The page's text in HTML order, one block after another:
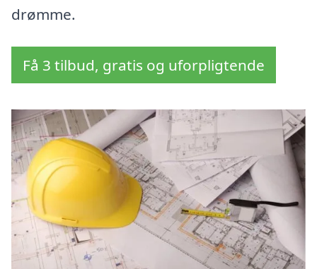
drømme.
Få 3 tilbud, gratis og uforpligtende